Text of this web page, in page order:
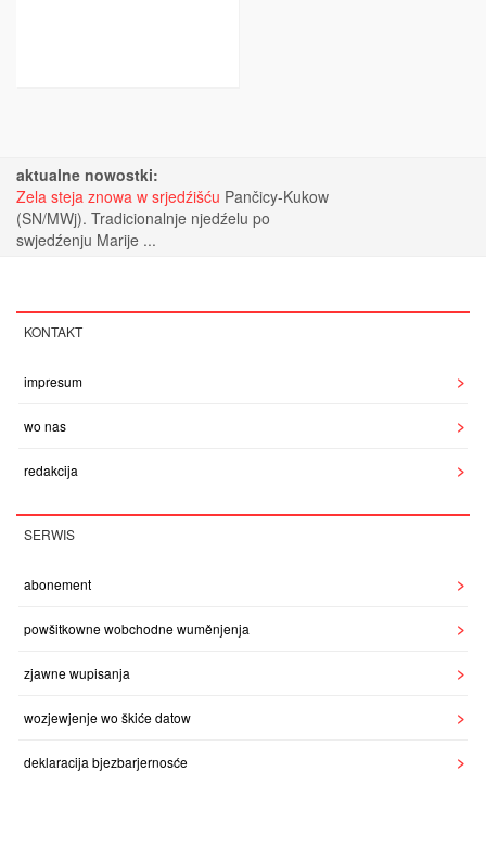
aktualne nowostki:
Zela steja znowa w srjedźišću Pančicy-Kukow
(SN/MWj). Tradicionalnje njedźelu po
swjedźenju Marije ...
KONTAKT
impresum
wo nas
redakcija
SERWIS
abonement
powšitkowne wobchodne wuměnjenja
zjawne wupisanja
wozjewjenje wo škiće datow
deklaracija bjezbarjernosće